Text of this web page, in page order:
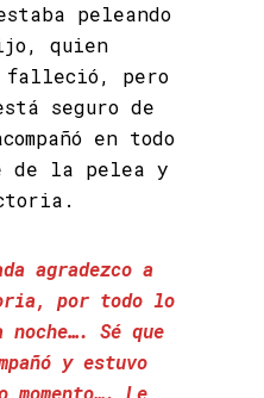
peleando
quien
falleció, pero
seguro de
en todo
de la pelea y
agradezco a
por todo lo
noche…. Sé que
y estuvo
momento…. Le